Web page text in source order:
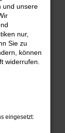
Autohauses
und unsere
nur,
Sie zu
können
widerrufen.
eingesetzt: